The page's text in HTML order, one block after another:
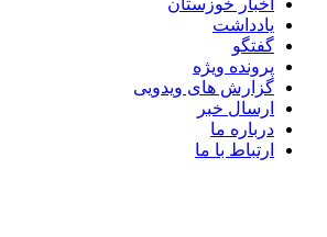
یادداشت
گفتگو
پرونده ویژه
گزارش های ویدویی
ارسال خبر
درباره ما
ارتباط با ما